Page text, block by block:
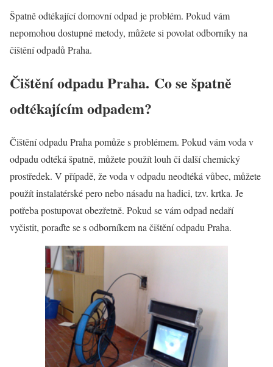
Špatně odtékající domovní odpad je problém. Pokud vám
nepomohou dostupné metody, můžete si povolat odborníky na
čištění odpadů Praha.
Čištění odpadu Praha. Co se špatně
odtékajícím odpadem?
Čištění odpadu Prahapomůže s problémem. Pokud vám voda v
odpadu odtéká špatně, můžete použít louh či další chemický
prostředek. V případě, že voda v odpadu neodtéká vůbec, můžete
použít instalatérské pero nebo násadu na hadici, tzv. krtka. Je
potřeba postupovat obezřetně. Pokud se vám odpad nedaří
vyčistit, poraďte se s odborníkem na čištění odpadu Praha.